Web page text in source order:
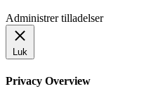
Administrer tilladelser
Luk
Privacy Overview